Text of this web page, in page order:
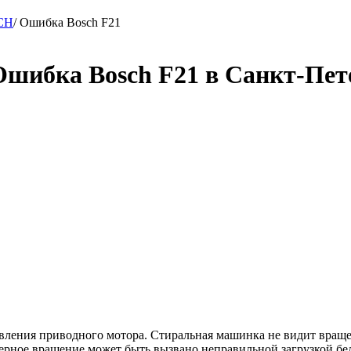
/Ошибка Bosch F21
Bosch F21 в Санкт-
приводного мотора. Стиральная машинка не видит